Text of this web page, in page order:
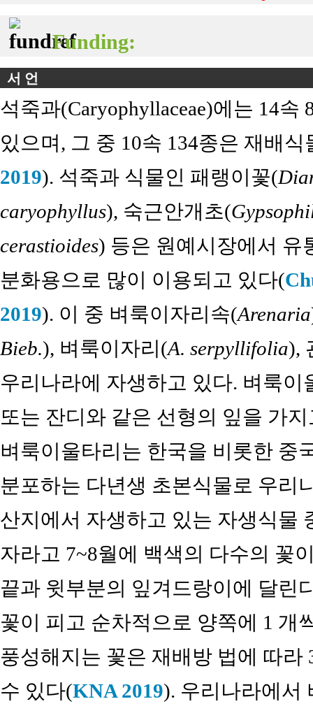
Funding:
서 언
석죽과(Caryophyllaceae)에는 14
있으며, 그 중 10속 134종은 재배
2019). 석죽과 식물인 패랭이꽃(
caryophyllus), 숙근안개초(
cerastioides) 등은 원예시장에서 유
분화용으로 많이 이용되고 있다(
2019). 이 중 벼룩이자리속(Arenaria
Bieb.), 벼룩이자리(A. serpyllifolia),
우리나라에 자생하고 있다. 벼룩
또는 잔디와 같은 선형의 잎을 가
벼룩이울타리는 한국을 비롯한 중
분포하는 다년생 초본식물로 우리
산지에서 자생하고 있는 자생식물
자라고 7~8월에 백색의 다수의 꽃
끝과 윗부분의 잎겨드랑이에 달린
꽃이 피고 순차적으로 양쪽에 1 개
풍성해지는 꽃은 재배방 법에 따
수 있다(KNA 2019). 우리나라에서